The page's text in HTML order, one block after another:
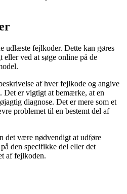
udlæste fejlkoder. Dette kan gøres
eller ved at søge online på de
af hver fejlkode og angive
Det er vigtigt at bemærke, at en
diagnose. Det er mere som et
problemet til en bestemt del af
det være nødvendigt at udføre
den specifikke del eller det
af fejlkoden.